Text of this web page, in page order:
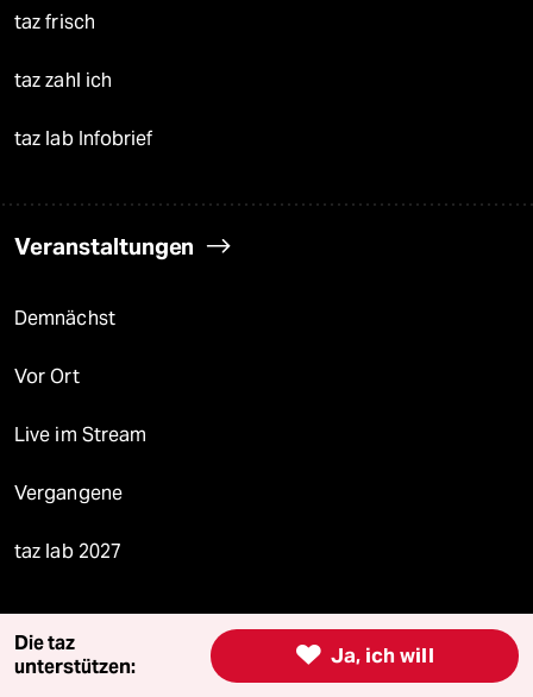
taz frisch
taz zahl ich
taz lab Infobrief
Veranstaltungen
Demnächst
Vor Ort
Live im Stream
Vergangene
taz lab 2027
Mehr taz Lesestoff  Ja, ich will
Die taz
unterstützen: